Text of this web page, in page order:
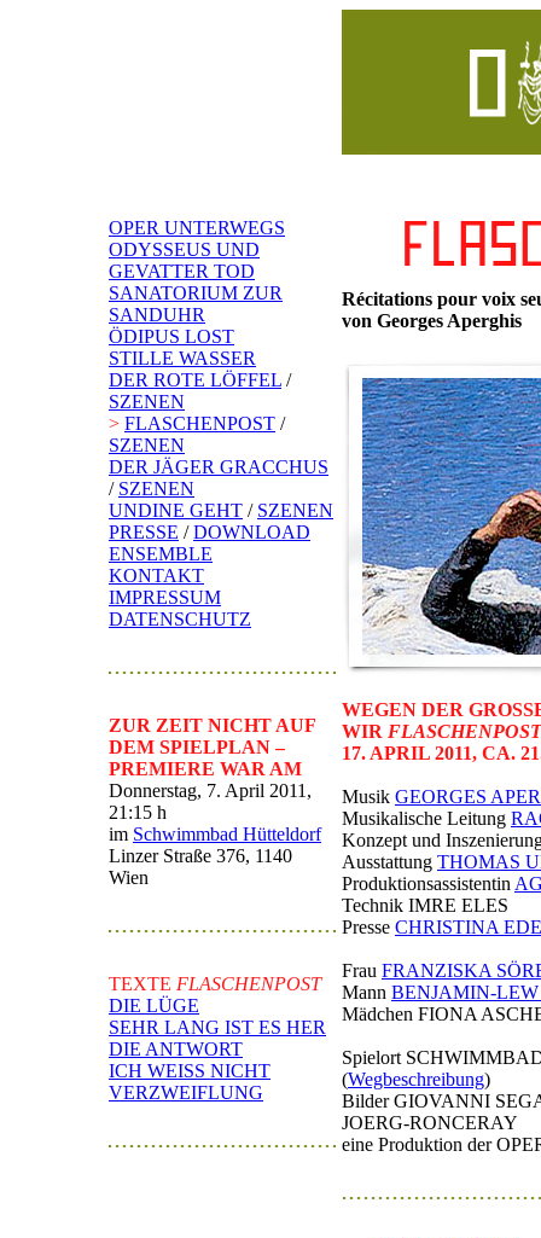
OPER UNTERWEGS
ODYSSEUS UND
GEVATTER TOD
SANATORIUM ZUR
SANDUHR
ÖDIPUS LOST
STILLE WASSER
DER ROTE LÖFFEL /
SZENEN
> FLASCHENPOST /
SZENEN
DER JÄGER GRACCHUS
/ SZENEN
UNDINE GEHT / SZENEN
PRESSE /DOWNLOAD
ENSEMBLE
KONTAKT
IMPRESSUM
DATENSCHUTZ
ZUR ZEIT NICHT AUF
DEM SPIELPLAN –
PREMIERE WAR AM
Donnerstag, 7. April 2011,
21:15 h
im Schwimmbad Hütteldorf
Linzer Straße 376, 1140
Wien
TEXTE FLASCHENPOST
DIE LÜGE
SEHR LANG IST ES HER
DIE ANTWORT
ICH WEISS NICHT
VERZWEIFLUNG
Récitations pour voix
von Georges Aperghis
WEGEN DER
WIR FLASCHENPOST
17. APRIL 2011, CA.
Musik GEORGES
Musikalische Leitung
Konzept und
Ausstattung THOMAS
Produktionsassistentin
Technik IMRE ELES
Presse CHRISTINA
Frau FRANZISKA
Mann BENJAMIN-
Mädchen FIONA
Spielort
(Wegbeschreibung)
Bilder GIOVANNI
JOERG-RONCERAY
eine Produktion der